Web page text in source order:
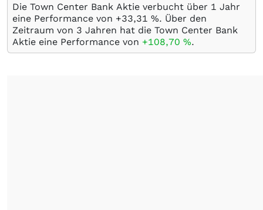
Die Town Center Bank Aktie verbucht über 1 Jahr
eine Performance von +33,31 %. Über den
Zeitraum von 3 Jahren hat die Town Center Bank
Aktie eine Performance von +108,70 %.